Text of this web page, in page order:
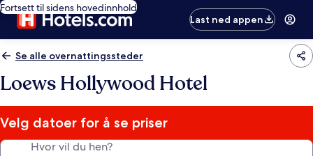
Fortsett til sidens hovedinnhold
Last ned appen
Se alle overnattingssteder
Loews Hollywood Hotel
Velg datoer for å se priser
Hvor vil du hen?